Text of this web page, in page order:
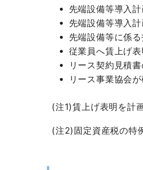
先端設備等導入計
先端設備等導入
先端設備等に係
従業員へ賃上げ
リース契約見積
リース事業協会
(注1)賃上げ表明を計
(注2)固定資産税の特